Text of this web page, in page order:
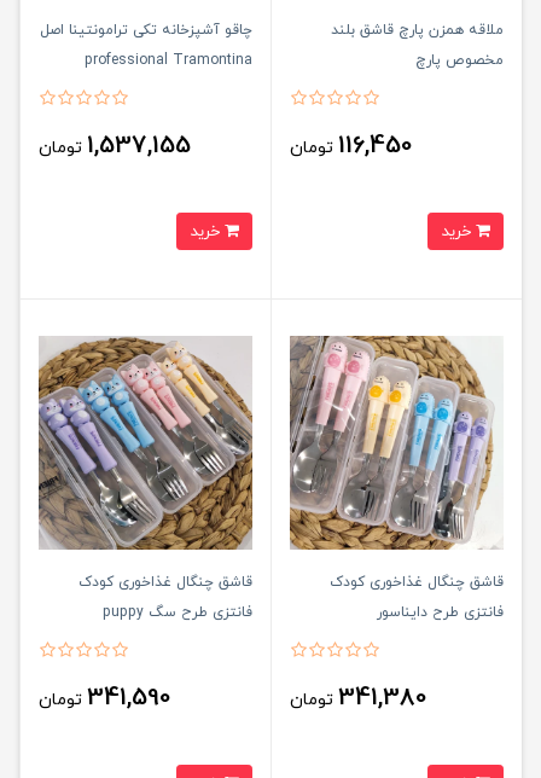
ملاقه همزن پارچ قاشق بلند
مخصوص پارچ
116,450 تومان
چاقو آشپزخانه تکی ترامونتینا اصل
professional Tramontina
1,537,155 تومان
قاشق چنگال غذاخوری کودک
فانتزی طرح دایناسور
341,380 تومان
قاشق چنگال غذاخوری کودک
فانتزی طرح سگ puppy
341,590 تومان